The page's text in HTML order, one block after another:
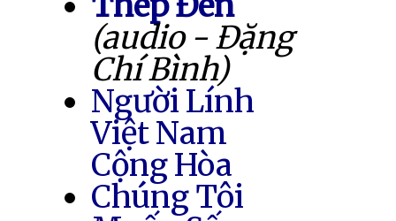
(audio - Đặng
Chí Bình)
Người Lính
Việt Nam
Cộng Hòa
Chúng Tôi